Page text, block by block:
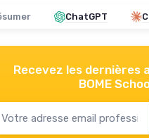
ChatGPT
Recevez les dernières
BOME